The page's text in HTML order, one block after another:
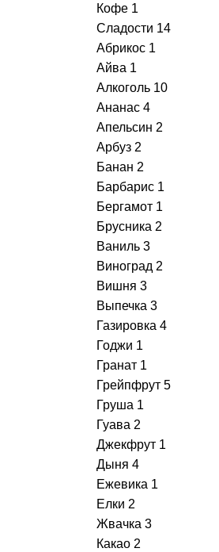
Duft
Element
Jent
Joy
Kraken
Morpheus
Must Have
Overdose
Palitra
Sapphire Crown
Satyr
Sebero
Плитки
Пружинки для Шланга
Сетки
Средства для Чистки
Уплотнители
Фольга
Чаши
Шахты
Шило
Шланги
Щипцы
Кофе 1
Сладости 14
Абрикос 1
Айва 1
Алкоголь 10
Ананас 4
Апельсин 2
Арбуз 2
Банан 2
Барбарис 1
Бергамот 1
Брусника 2
Ваниль 3
Виноград 2
Вишня 3
Выпечка 3
Газировка 4
Годжи 1
Гранат 1
Грейпфрут 5
Груша 1
Гуава 2
Джекфрут 1
Дыня 4
Ежевика 1
Елки 2
Жвачка 3
Какао 2